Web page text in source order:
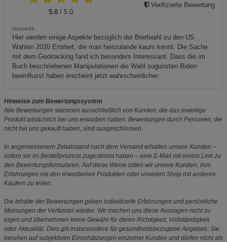
5.0 / 5.0
Heinze66
Hier werden einige Aspekte bezüglich der Briefwahl zu den US
Wahlen 2020 Erörtert, die man hierzulande kaum kennt. Die Sache
mit dem Geotracking fand ich besonders Interessant. Dass die im
Buch beschriebenen Manipulationen die Wahl zugunsten Biden
beeinflusst haben erscheint jetzt wahrscheinlicher.
Verifizierte Bewertung
Hinweise zum Bewertungssystem
Alle Bewertungen stammen ausschließlich von Kunden, die das jeweilige
Produkt tatsächlich bei uns erworben haben. Bewertungen durch Personen, die
nicht bei uns gekauft haben, sind ausgeschlossen.
In angemessenem Zeitabstand nach dem Versand erhalten unsere Kunden –
sofern sie im Bestellprozess zugestimmt haben – eine E-Mail mit einem Link zu
den Bewertungsformularen. Auf diese Weise bitten wir unsere Kunden, ihre
Erfahrungen mit den erworbenen Produkten oder unserem Shop mit anderen
Käufern zu teilen.
Die Inhalte der Bewertungen geben individuelle Erfahrungen und persönliche
Meinungen der Verfasser wieder. Wir machen uns diese Aussagen nicht zu
eigen und übernehmen keine Gewähr für deren Richtigkeit, Vollständigkeit
oder Aktualität. Dies gilt insbesondere für gesundheitsbezogene Angaben: Sie
beruhen auf subjektiven Einschätzungen einzelner Kunden und dürfen nicht als